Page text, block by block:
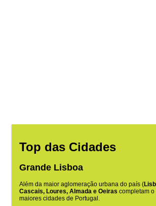
Top das Cidades
Grande Lisboa
Além da maior aglomeração urbana do país (
Cascais, Loures, Almada e Oeiras completam
maiores cidades de Portugal.